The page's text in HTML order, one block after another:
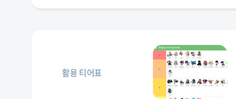
활용 티어표